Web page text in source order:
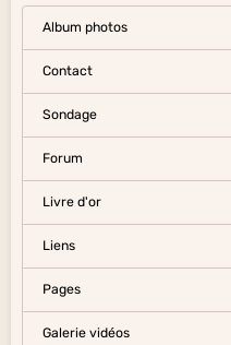
Album photos
Contact
Sondage
Forum
Livre d'or
Liens
Pages
Galerie vidéos